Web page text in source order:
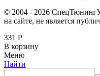
© 2004 - 2026
на сайте, не является
331 Р
В корзину
Меню
Найти